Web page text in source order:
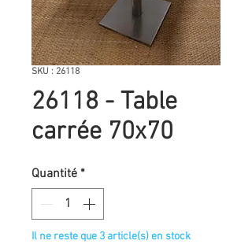
SKU : 26118
26118 - Table
carrée 70x70
Quantité *
Il ne reste que 3 article(s) en stock